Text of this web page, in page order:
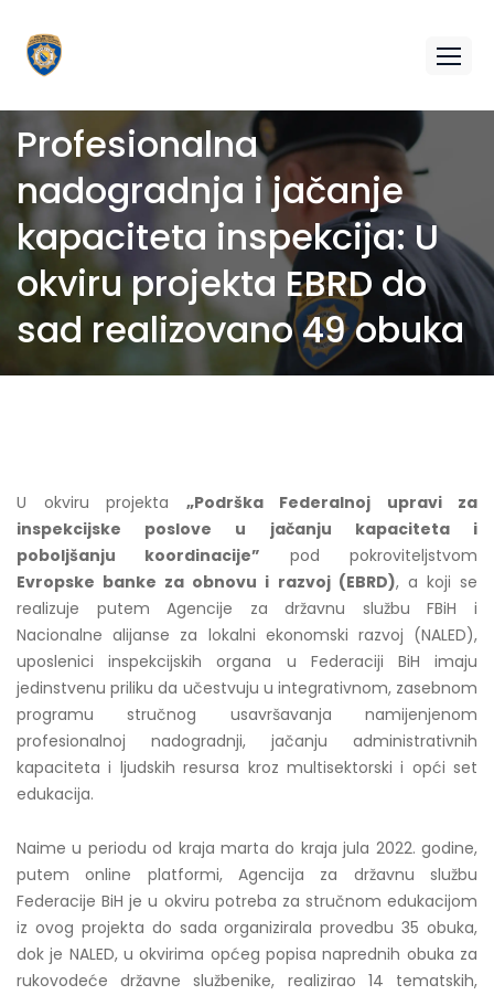
Profesionalna
nadogradnja i jačanje
kapaciteta inspekcija: U
okviru projekta EBRD do
sad realizovano 49 obuka
U okviru projekta „Podrška Federalnoj upravi za
inspekcijske poslove u jačanju kapaciteta i
poboljšanju koordinacije” pod pokroviteljstvom
Evropske banke za obnovu i razvoj (EBRD), a koji se
realizuje putem Agencije za državnu službu FBiH i
Nacionalne alijanse za lokalni ekonomski razvoj (NALED),
uposlenici inspekcijskih organa u Federaciji BiH imaju
jedinstvenu priliku da učestvuju u integrativnom, zasebnom
programu stručnog usavršavanja namijenjenom
profesionalnoj nadogradnji, jačanju administrativnih
kapaciteta i ljudskih resursa kroz multisektorski i opći set
edukacija.
Naime u periodu od kraja marta do kraja jula 2022. godine,
putem online platformi, Agencija za državnu službu
Federacije BiH je u okviru potreba za stručnom edukacijom
iz ovog projekta do sada organizirala provedbu 35 obuka,
dok je NALED, u okvirima općeg popisa naprednih obuka za
rukovodeće državne službenike, realizirao 14 tematskih,